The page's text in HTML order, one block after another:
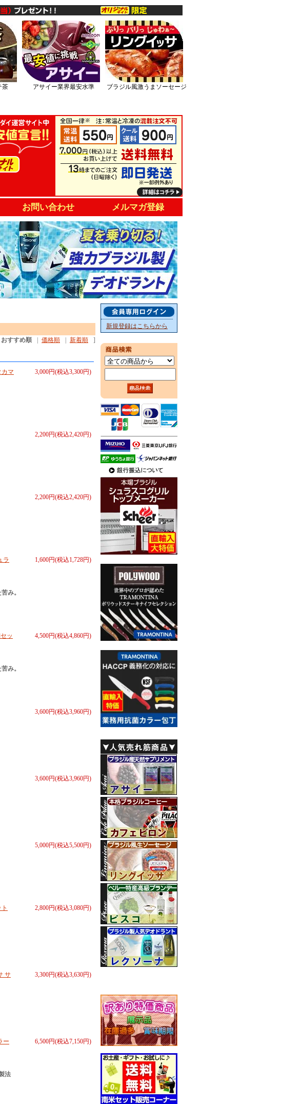
茶 アサイー業界最安水準 ブラジル風激うまソーセージ
お問い合わせ メルマガ登録
おすすめ順 価格順 新着順
]
3,000円(税込3,300円)
マ
2,200円(税込2,420円)
2,200円(税込2,420円)
1,600円(税込1,728円)
ラ
み。
4,500円(税込4,860円)
ッ
み。
3,600円(税込3,960円)
3,600円(税込3,960円)
5,000円(税込5,500円)
2,800円(税込3,080円)
3,300円(税込3,630円)
サ
6,500円(税込7,150円)
ー
法
新規登録はこちらから